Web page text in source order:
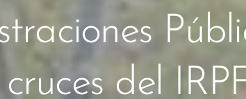
cruces del